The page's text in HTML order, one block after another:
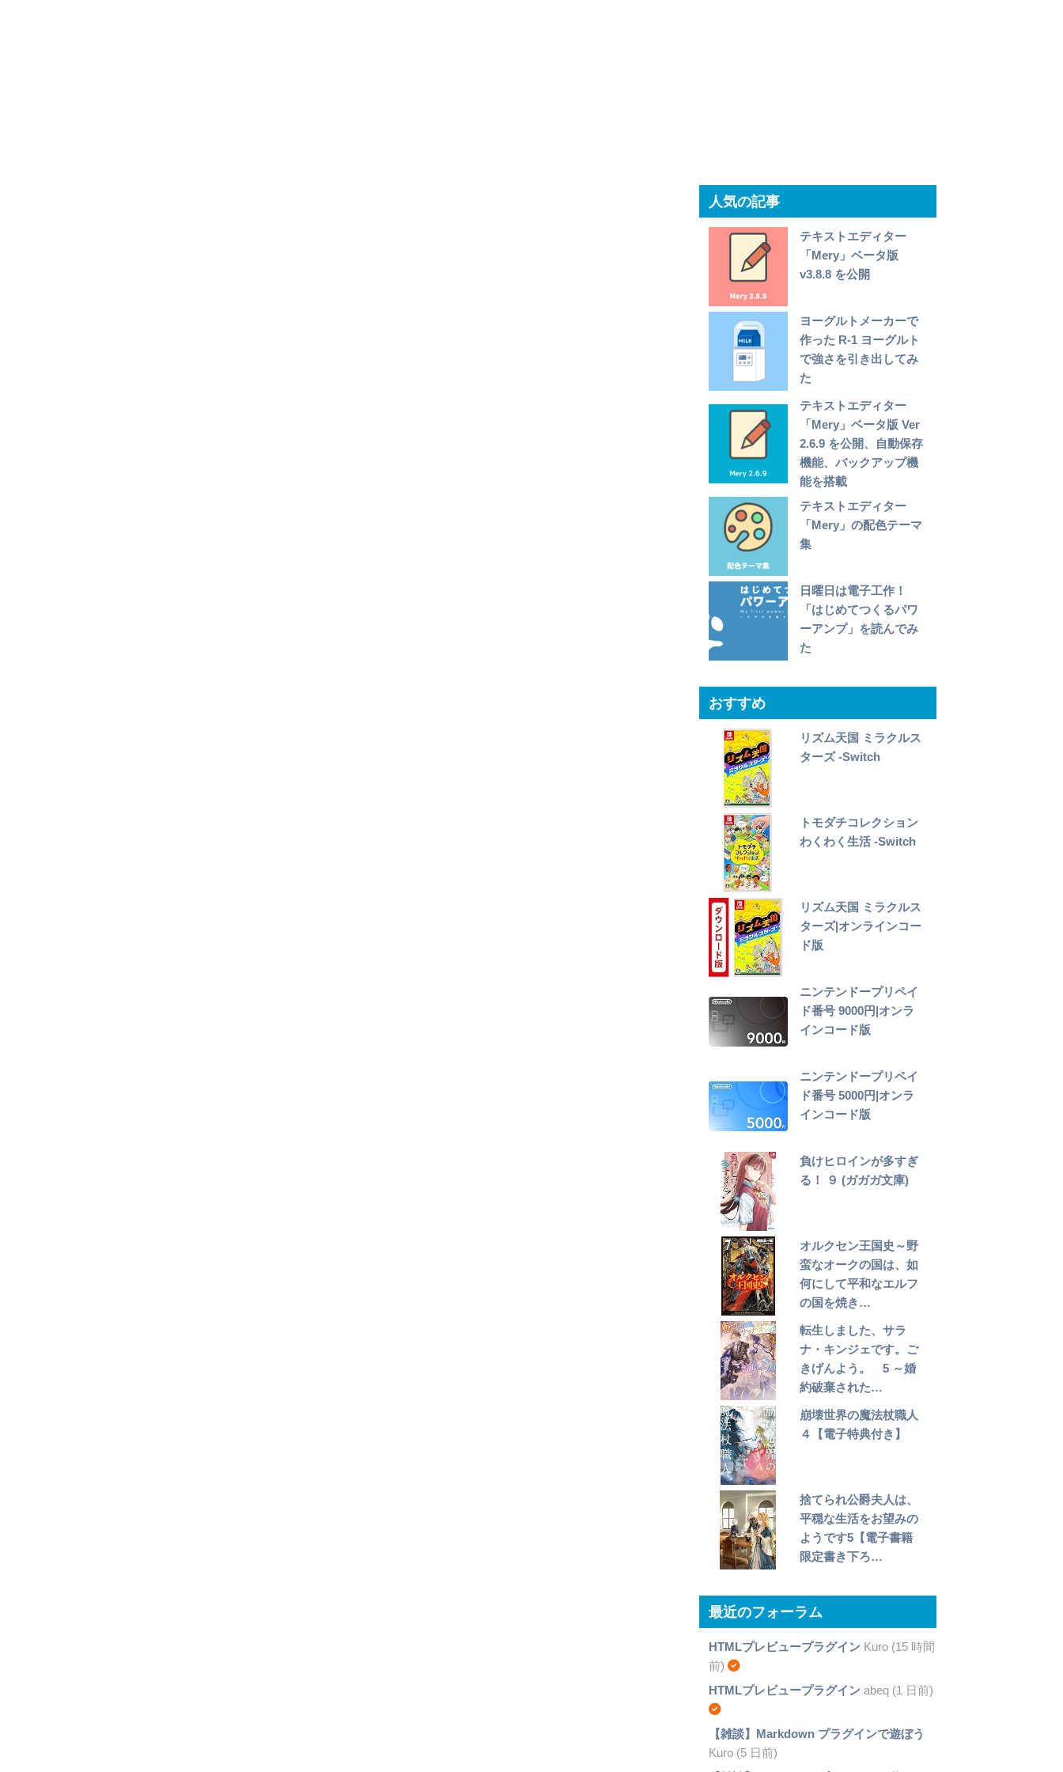
人気の記事
テキストエディター
「Mery」ベータ版
v3.8.8 を公開
ヨーグルトメーカーで
作った R-1 ヨーグルト
で強さを引き出してみ
た
テキストエディター
「Mery」ベータ版 Ver
2.6.9 を公開、自動保存
機能、バックアップ機
能を搭載
テキストエディター
「Mery」の配色テーマ
集
日曜日は電子工作！
「はじめてつくるパワ
ーアンプ」を読んでみ
た
おすすめ
リズム天国 ミラクルス
ターズ -Switch
トモダチコレクション
わくわく生活 -Switch
リズム天国 ミラクルス
ターズ|オンラインコー
ド版
ニンテンドープリペイ
ド番号 9000円|オンラ
インコード版
ニンテンドープリペイ
ド番号 5000円|オンラ
インコード版
負けヒロインが多すぎ
る！ ９ (ガガガ文庫)
オルクセン王国史～野
蛮なオークの国は、如
何にして平和なエルフ
の国を焼き…
転生しました、サラ
ナ・キンジェです。ご
きげんよう。 5 ～婚
約破棄された…
崩壊世界の魔法杖職人
４【電子特典付き】
捨てられ公爵夫人は、
平穏な生活をお望みの
ようです5【電子書籍
限定書き下ろ…
最近のフォーラム
HTMLプレビュープラグインKuro (15 時間
前)
HTMLプレビュープラグインabeq (1 日前)
【雑談】Markdown プラグインで遊ぼう
Kuro (5 日前)